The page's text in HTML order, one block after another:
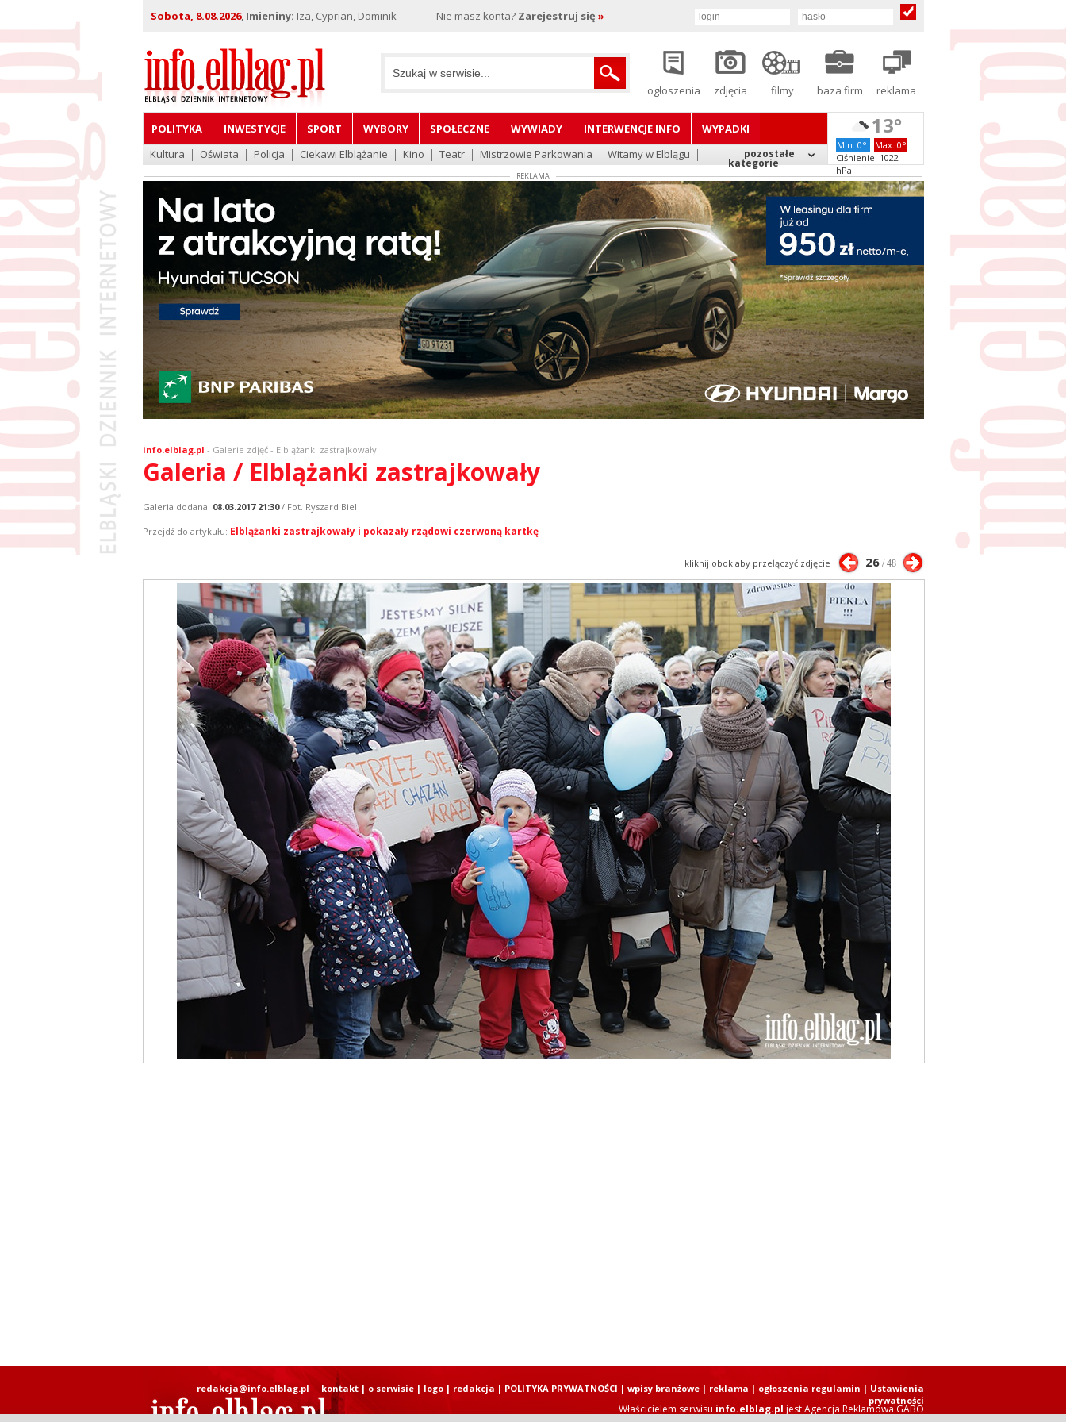
Sobota, 8.08.2026, Imieniny: Iza, Cyprian, Dominik Nie masz konta? Zarejestruj się »
ogłoszenia zdjęcia filmy baza firm reklama
POLITYKA INWESTYCJE SPORT WYBORY SPOŁECZNE WYWIADY INTERWENCJE INFO
WYPADKI
Kultura
Oświata Policja Ciekawi Elblążanie Kino Teatr Mistrzowie Parkowania Witamy w Elblągu pozostałe
kategorie
13°
Min. 0°
Max. 0°
Ciśnienie: 1022
hPa
REKLAMA
info.elblag.pl - Galerie zdjęć- Elblążanki zastrajkowały
Galeria / Elblążanki zastrajkowały
Galeria dodana: 08.03.2017 21:30/ Fot. Ryszard Biel
Przejdź do artykułu: Elblążanki zastrajkowały i pokazały rządowi czerwoną kartkę
kliknij obok aby przełączyć zdjęcie 26/ 48
Właścicielem serwisu info.elblag.pl jestAgencja Reklamowa GABO
redakcja@info.elblag.pl kontakt| o serwisie| logo| redakcja | POLITYKA PRYWATNOŚCI | wpisy branżowe| reklama | ogłoszenia regulamin | Ustawienia
prywatności